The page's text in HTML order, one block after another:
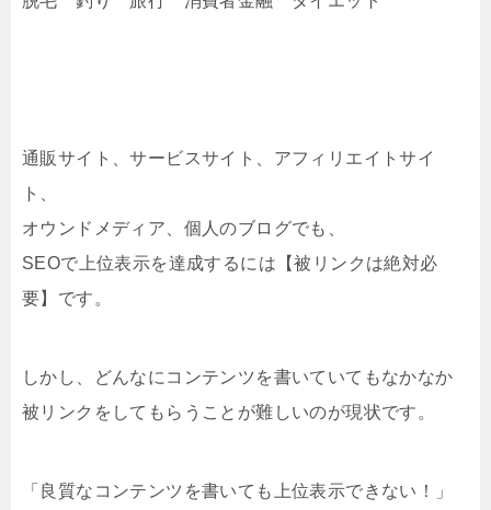
通販サイト、サービスサイト、アフィリエイトサイ
ト、
オウンドメディア、個人のブログでも、
SEOで上位表示を達成するには【被リンクは絶対必
要】です。
しかし、どんなにコンテンツを書いていてもなかなか
被リンクをしてもらうことが難しいのが現状です。
「良質なコンテンツを書いても上位表示できない！」